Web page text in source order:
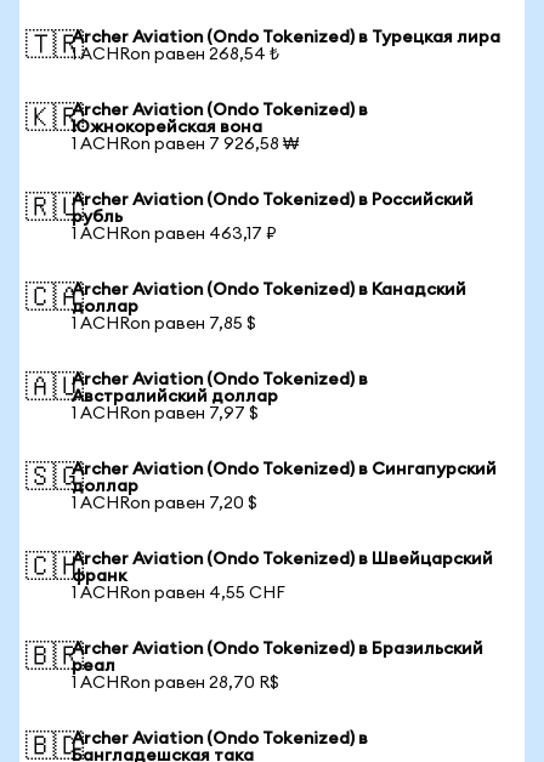
🇹🇷Archer Aviation (Ondo Tokenized) в Турецкая лира
1 ACHRon равен 268,54 ₺
🇰🇷Archer Aviation (Ondo Tokenized) в
Южнокорейская вона
1 ACHRon равен 7 926,58 ₩
🇷🇺Archer Aviation (Ondo Tokenized) в Российский
рубль
1 ACHRon равен 463,17 ₽
🇨🇦Archer Aviation (Ondo Tokenized) в Канадский
доллар
1 ACHRon равен 7,85 $
🇦🇺Archer Aviation (Ondo Tokenized) в
Австралийский доллар
1 ACHRon равен 7,97 $
🇸🇬Archer Aviation (Ondo Tokenized) в Сингапурский
доллар
1 ACHRon равен 7,20 $
🇨🇭Archer Aviation (Ondo Tokenized) в Швейцарский
франк
1 ACHRon равен 4,55 CHF
🇧🇷Archer Aviation (Ondo Tokenized) в Бразильский
реал
1 ACHRon равен 28,70 R$
🇧🇩Archer Aviation (Ondo Tokenized) в
Бангладешская така